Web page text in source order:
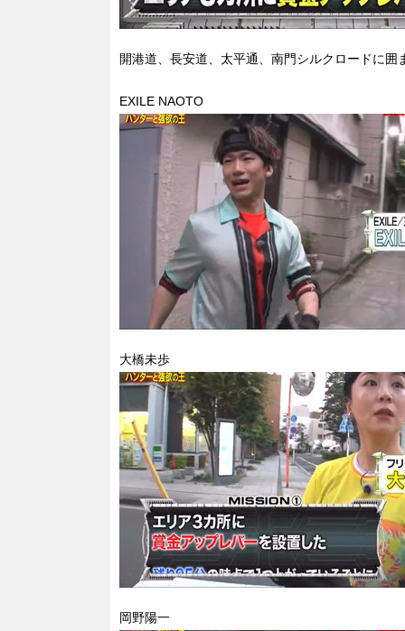
開港道、長安道、太平通、南門シルクロードに囲
EXILE NAOTO
大橋未歩
岡野陽一